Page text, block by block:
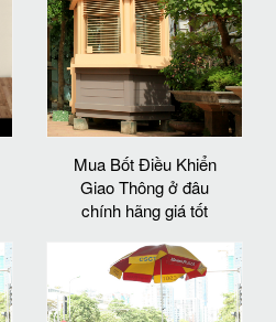
Mua Bốt Điều Khiển
Giao Thông ở đâu
chính hãng giá tốt